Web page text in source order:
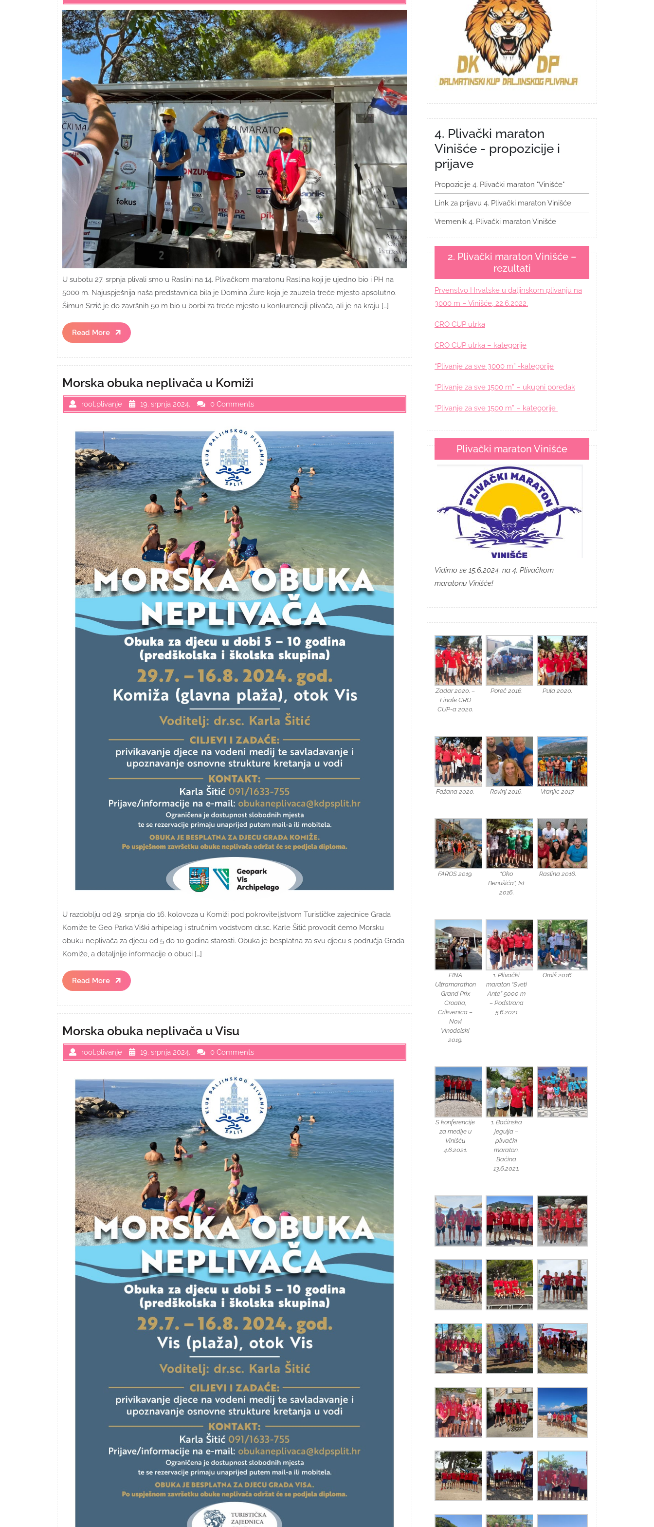
U subotu 27. srpnja plivali smo u Raslini na 14. Plivačkom maratonu Raslina koji je ujedno bio i PH na
5000 m. Najuspješnija naša predstavnica bila je Domina Žure koja je zauzela treće mjesto apsolutno.
Šimun Srzić je do završnih 50 m bio u borbi za treće mjesto u konkurenciji plivača, ali je na kraju […]
Read More
Read
More
Morska obuka neplivača u Komiži
root.plivanje 19. srpnja 2024. 0 Comments
U razdoblju od 29. srpnja do 16. kolovoza u Komiži pod pokroviteljstvom Turističke zajednice Grada
Komiže te Geo Parka Viški arhipelag i stručnim vodstvom dr.sc. Karle Šitić provodit ćemo Morsku
obuku neplivača za djecu od 5 do 10 godina starosti. Obuka je besplatna za svu djecu s područja Grada
Komiže, a detaljnije informacije o obuci […]
Read More
Read
More
Morska obuka neplivača u Visu
root.plivanje 19. srpnja 2024. 0 Comments
4. Plivački maraton
Vinišće - propozicije i
prijave
Propozicije 4. Plivački maraton "Vinišće"
Link za prijavu 4. Plivački maraton Vinišće
Vremenik 4. Plivački maraton Vinišće
2. Plivački maraton Vinišće –
rezultati
Prvenstvo Hrvatske u daljinskom plivanju na
3000 m – Vinišće, 22.6.2022.
CRO CUP utrka
CRO CUP utrka – kategorije
“Plivanje za sve 3000 m” -kategorije
“Plivanje za sve 1500 m” – ukupni poredak
“Plivanje za sve 1500 m” – kategorije
Plivački maraton Vinišće
Vidimo se 15.6.2024. na 4. Plivačkom
maratonu Vinišće!
Zadar 2020. –
Finale CRO
CUP-a 2020.
Poreč 2016. Pula 2020.
Fažana 2020. Rovinj 2016. Vranjic 2017.
FAROS 2019.
“Oko
Benušića”, Ist
2016.
Raslina 2016.
FINA
Ultramarathon
Grand Prix
Croatia,
Crikvenica –
Novi
Vinodolski
2019.
1. Plivački
maraton “Sveti
Ante” 5000 m
– Podstrana
5.6.2021
Omiš 2016.
S konferencije
za medije u
Vinišću
4.6.2021.
1. Baćinska
jegulja –
plivački
maraton,
Baćina
13.6.2021.